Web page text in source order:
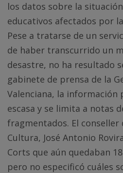
los datos sobre la
educativos afectados por
Pese a tratarse de un
de haber transcurrido un
desastre, no ha resultado
gabinete de prensa de la
Valenciana, la información
escasa y se limita a notas
fragmentados. El conseller
Cultura, José Antonio
Corts que aún quedaban
pero no especificó cuáles